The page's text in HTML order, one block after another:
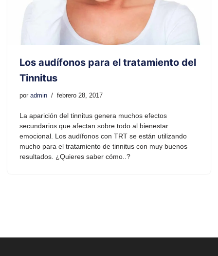
Los audífonos para el tratamiento del
Tinnitus
por admin febrero 28, 2017
La aparición del tinnitus genera muchos efectos
secundarios que afectan sobre todo al bienestar
emocional. Los audífonos con TRT se están utilizando
mucho para el tratamiento de tinnitus con muy buenos
resultados. ¿Quieres saber cómo..?